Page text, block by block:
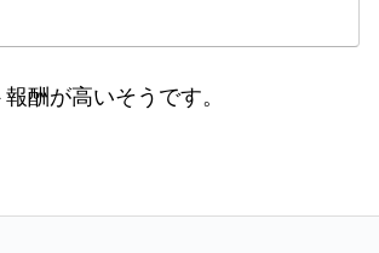
酬が高いそうです。